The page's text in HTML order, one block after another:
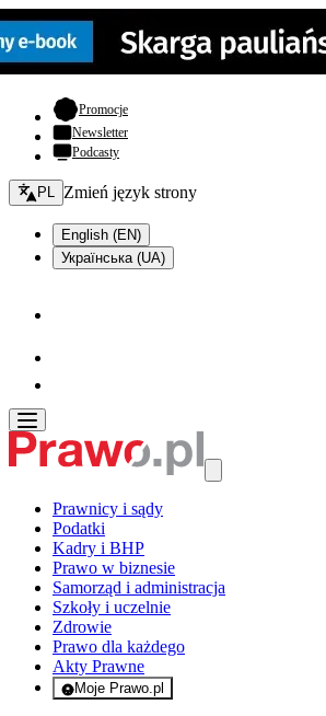
Promocje- otwiera się w nowej karcie
Newsletter
Podcasty
Zmień język - bieżący:
PL Zmień język strony
English (EN)
Українська (UA)
Prawnicy i sądy
Podatki
Kadry i BHP
Prawo w biznesie
Samorząd i administracja
Szkoły i uczelnie
Zdrowie
Prawo dla każdego
Akty Prawne
Moje Prawo.pl
- rejestracja i logowanie do serwisu